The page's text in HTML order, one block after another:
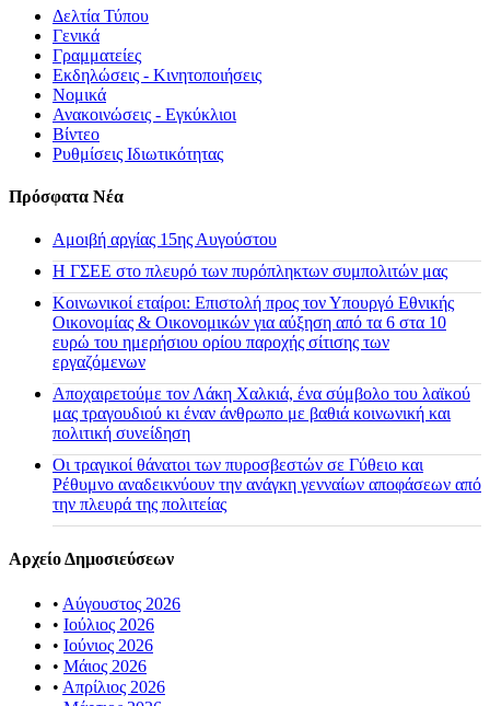
Δελτία Τύπου
Γενικά
Γραμματείες
Εκδηλώσεις - Κινητοποιήσεις
Νομικά
Ανακοινώσεις - Εγκύκλιοι
Βίντεο
Ρυθμίσεις Ιδιωτικότητας
Πρόσφατα Νέα
Αμοιβή αργίας 15ης Αυγούστου
H ΓΣΕΕ στο πλευρό των πυρόπληκτων συμπολιτών μας
Κοινωνικοί εταίροι: Επιστολή προς τον Υπουργό Εθνικής
Οικονομίας & Οικονομικών για αύξηση από τα 6 στα 10
ευρώ του ημερήσιου ορίου παροχής σίτισης των
εργαζόμενων
Αποχαιρετούμε τον Λάκη Χαλκιά, ένα σύμβολο του λαϊκού
μας τραγουδιού κι έναν άνθρωπο με βαθιά κοινωνική και
πολιτική συνείδηση
Οι τραγικοί θάνατοι των πυροσβεστών σε Γύθειο και
Ρέθυμνο αναδεικνύουν την ανάγκη γενναίων αποφάσεων από
την πλευρά της πολιτείας
Αρχείο Δημοσιεύσεων
• Αύγουστος 2026
• Ιούλιος 2026
• Ιούνιος 2026
• Μάιος 2026
• Απρίλιος 2026